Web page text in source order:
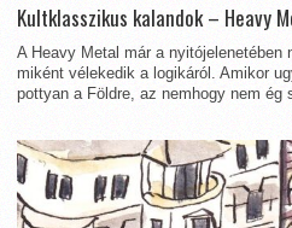
Kultklasszikus kalandok – Heavy
A Heavy Metal már a nyitójelenetében
miként vélekedik a logikáról. Amikor
pottyan a Földre, az nemhogy nem ég